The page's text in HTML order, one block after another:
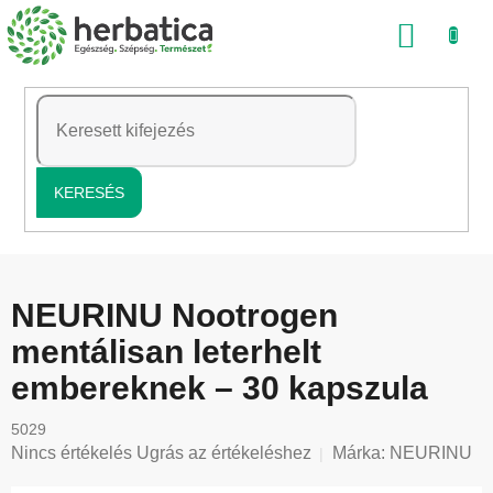
Ugrás
a
tartalomhoz
KERESÉS
NEURINU Nootrogen
mentálisan leterhelt
embereknek – 30 kapszula
5029
A
Nincs értékelés Ugrás az értékeléshez Márka: NEURINU